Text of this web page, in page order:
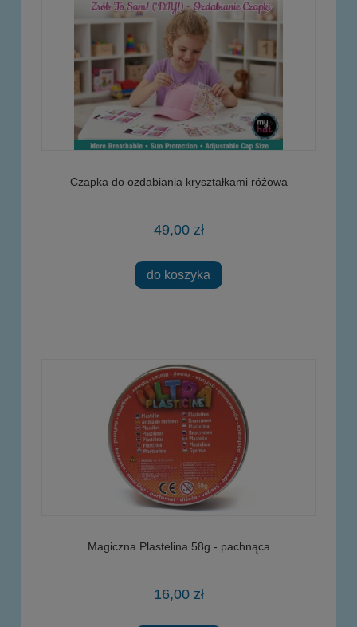
Czapka do ozdabiania kryształkami różowa
49,00 zł
do koszyka
Magiczna Plastelina 58g - pachnąca
16,00 zł